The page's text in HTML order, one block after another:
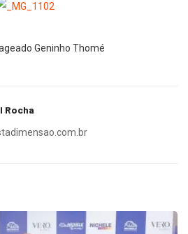
Geninho Thomé
Rocha